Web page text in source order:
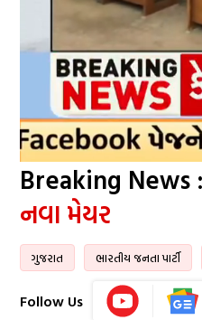
Breaking News
નવા મેયર
ગુજરાત ભારતીય જનતા પાર્ટી
Follow Us